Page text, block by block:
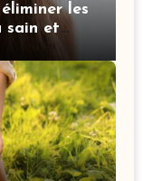
les
sain et